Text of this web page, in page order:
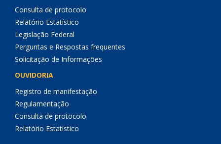
Consulta de protocolo
Relatório Estatístico
Legislação Federal
Perguntas e Respostas frequentes
Solicitação de Informações
OUVIDORIA
Registro de manifestação
Regulamentação
Consulta de protocolo
Relatório Estatístico